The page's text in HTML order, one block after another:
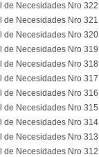
de Necesidades Nro 322
de Necesidades Nro 321
de Necesidades Nro 320
de Necesidades Nro 319
de Necesidades Nro 318
de Necesidades Nro 317
de Necesidades Nro 316
de Necesidades Nro 315
de Necesidades Nro 314
de Necesidades Nro 313
de Necesidades Nro 312